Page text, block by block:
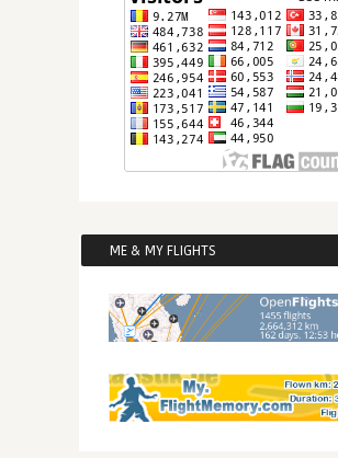
ME & MY FLIGHTS